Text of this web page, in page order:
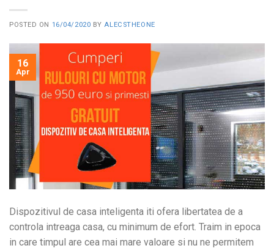
POSTED ON 16/04/2020 BYALECSTHEONE
16
Apr
Dispozitivul de casa inteligenta iti ofera libertatea de a
controla intreaga casa, cu minimum de efort. Traim in epoca
in care timpul are cea mai mare valoare si nu ne permitem